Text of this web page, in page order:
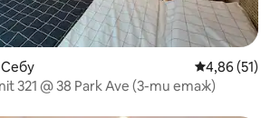
Средна
4,86 (51)
321 @ 38 Park Ave (3-ти етаж)